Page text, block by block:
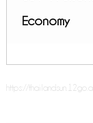
Economy
https://